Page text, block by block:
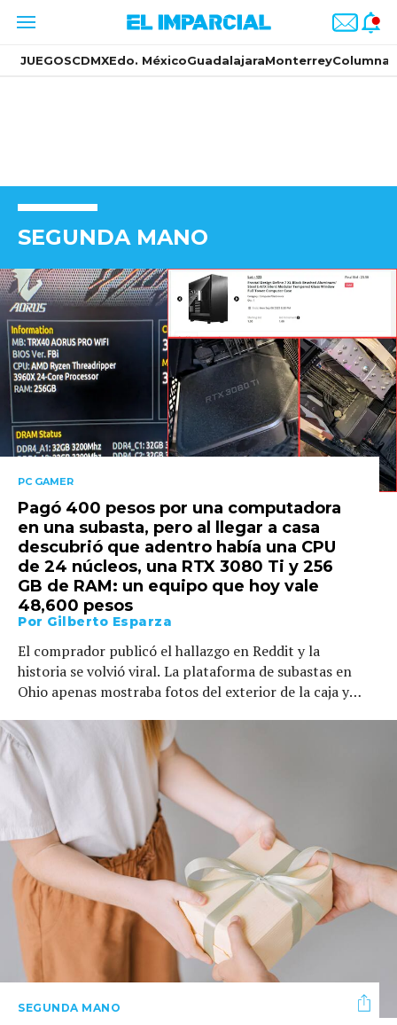
JUEGOSCDMXEdo. MéxicoGuadalajaraMonterreyColumnas
SEGUNDA MANO
PC GAMER
Pagó 400 pesos por una computadora
en una subasta, pero al llegar a casa
descubrió que adentro había una CPU
de 24 núcleos, una RTX 3080 Ti y 256
GB de RAM: un equipo que hoy vale
48,600 pesos
Por Gilberto Esparza
El comprador publicó el hallazgo en Reddit y la
historia se volvió viral. La plataforma de subastas en
Ohio apenas mostraba fotos del exterior de la caja y
describía solo un chasis; el contenido real cambió
completamente el valor de la operación
SEGUNDA MANO